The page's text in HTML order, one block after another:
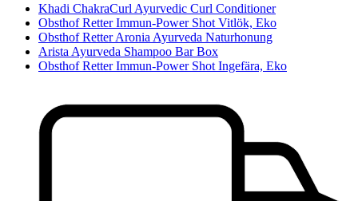
Khadi ChakraCurl Ayurvedic Curl Conditioner
Obsthof Retter Immun-Power Shot Vitlök, Eko
Obsthof Retter Aronia Ayurveda Naturhonung
Arista Ayurveda Shampoo Bar Box
Obsthof Retter Immun-Power Shot Ingefära, Eko